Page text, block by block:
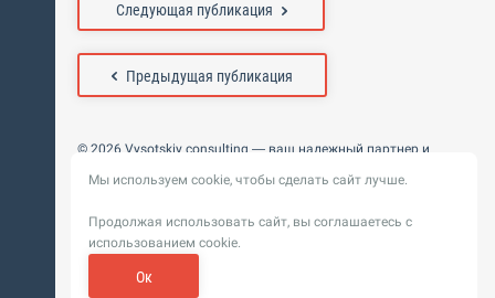
Предыдущая публикация
Следующая публикация
© 2026 Vysotskiy consulting — ваш надежный партнер и
Цифровизация, BIM, ИИ. Внедряем и оптимизируем
Пользовательское
соглашение
Политика обработки персональных
данных
Мы используем cookie, чтобы сделать сайт лучше.
Продолжая использовать сайт, вы соглашаетесь с
использованием cookie.
Ок